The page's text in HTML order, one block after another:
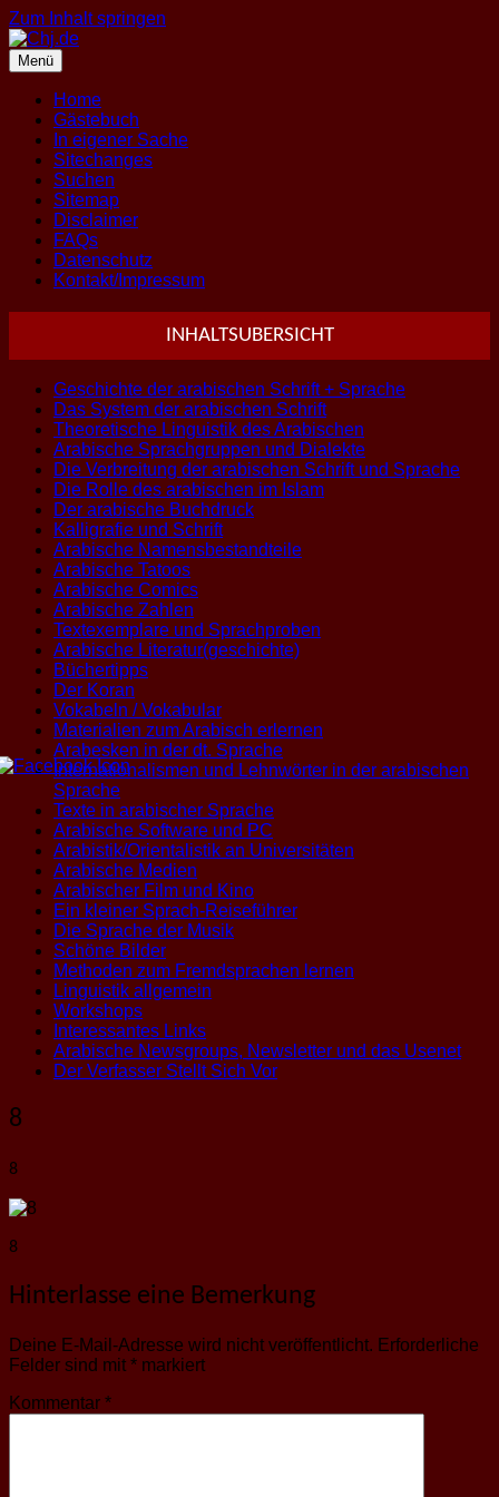
Zum Inhalt springen
Menü
Home
Gästebuch
In eigener Sache
Sitechanges
Suchen
Sitemap
Disclaimer
FAQs
Datenschutz
Kontakt/Impressum
INHALTSUBERSICHT
Geschichte der arabischen Schrift + Sprache
Das System der arabischen Schrift
Theoretische Linguistik des Arabischen
Arabische Sprachgruppen und Dialekte
Die Verbreitung der arabischen Schrift und Sprache
Die Rolle des arabischen im Islam
Der arabische Buchdruck
Kalligrafie und Schrift
Arabische Namensbestandteile
Arabische Tatoos
Arabische Comics
Arabische Zahlen
Textexemplare und Sprachproben
Arabische Literatur(geschichte)
Büchertipps
Der Koran
Vokabeln / Vokabular
Materialien zum Arabisch erlernen
Arabesken in der dt. Sprache
Internationalismen und Lehnwörter in der arabischen
Sprache
Texte in arabischer Sprache
Arabische Software und PC
Arabistik/Orientalistik an Universitäten
Arabische Medien
Arabischer Film und Kino
Ein kleiner Sprach-Reiseführer
Die Sprache der Musik
Schöne Bilder
Methoden zum Fremdsprachen lernen
Linguistik allgemein
Workshops
Interessantes Links
Arabische Newsgroups, Newsletter und das Usenet
Der Verfasser Stellt Sich Vor
8
8
8
Hinterlasse eine Bemerkung
Deine E-Mail-Adresse wird nicht veröffentlicht. Erforderliche
Felder sind mit * markiert
Kommentar *